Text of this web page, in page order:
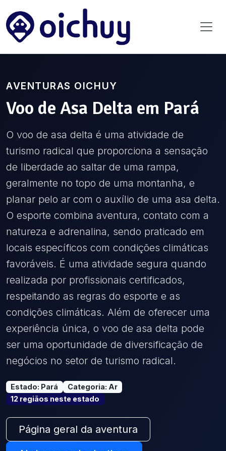
AVENTURAS OICHUY
Voo de Asa Delta em Pará
O voo de asa delta é uma atividade de
turismo radical que proporciona a sensação
de liberdade ao saltar de uma rampa,
geralmente no topo de uma montanha, e
planar pelo ar com o auxílio de uma asa delta.
O esporte combina aventura, contato com a
natureza e adrenalina, sendo praticado em
locais específicos com condições climáticas
favoráveis. É uma atividade segura quando
realizada por profissionais certificados,
respeitando as regras do esporte e as
condições climáticas. Além de oferecer uma
experiência única, o voo de asa delta pode
ser uma oportunidade de diversificação de
negócios no setor de turismo radical.
Estado: Pará Categoria: Ar
12 regiãos neste estado
Página geral da aventura